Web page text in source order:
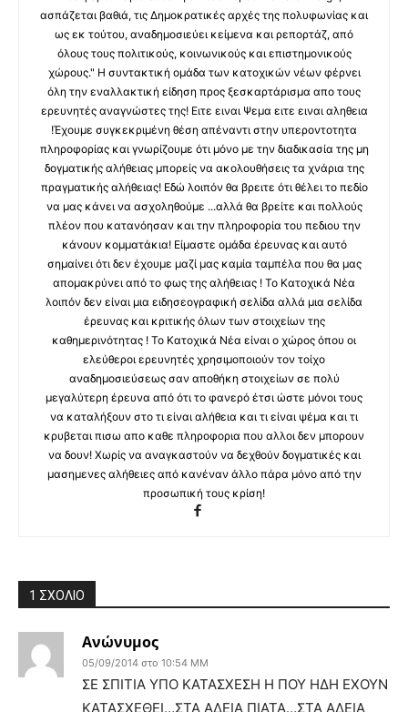
ασπάζεται βαθιά, τις Δημοκρατικές αρχές της πολυφωνίας και
ως εκ τούτου, αναδημοσιεύει κείμενα και ρεπορτάζ, από
όλους τους πολιτικούς, κοινωνικούς και επιστημονικούς
χώρους." Η συντακτική ομάδα των κατοχικών νέων φέρνει
όλη την εναλλακτική είδηση προς ξεσκαρτάρισμα απο τους
ερευνητές αναγνώστες της! Ειτε ειναι Ψεμα ειτε ειναι αληθεια
!Έχουμε συγκεκριμένη θέση απέναντι στην υπεροντοτητα
πληροφορίας και γνωρίζουμε ότι μόνο με την διαδικασία της μη
δογματικής αλήθειας μπορείς να ακολουθήσεις τα χνάρια της
πραγματικής αλήθειας! Εδώ λοιπόν θα βρειτε ότι θέλει το πεδίο
να μας κάνει να ασχοληθούμε ...αλλά θα βρείτε και πολλούς
πλέον που κατανόησαν και την πληροφορία του πεδιου την
κάνουν κομματάκια! Είμαστε ομάδα έρευνας και αυτό
σημαίνει ότι δεν έχουμε μαζί μας καμία ταμπέλα που θα μας
απομακρύνει από το φως της αλήθειας ! Το Κατοχικά Νέα
λοιπόν δεν είναι μια ειδησεογραφική σελίδα αλλά μια σελίδα
έρευνας και κριτικής όλων των στοιχείων της
καθημερινότητας ! Το Κατοχικά Νέα είναι ο χώρος όπου οι
ελεύθεροι ερευνητές χρησιμοποιούν τον τοίχο
αναδημοσιεύσεως σαν αποθήκη στοιχείων σε πολύ
μεγαλύτερη έρευνα από ότι το φανερό έτσι ώστε μόνοι τους
να καταλήξουν στο τι είναι αλήθεια και τι είναι ψέμα και τι
κρυβεται πισω απο καθε πληροφορια που αλλοι δεν μπορουν
να δουν! Χωρίς να αναγκαστούν να δεχθούν δογματικές και
μασημενες αλήθειες από κανέναν άλλο πάρα μόνο από την
προσωπική τους κρίση!
1 ΣΧΟΛΙΟ
Ανώνυμος
05/09/2014 στο 10:54 ΜΜ
ΣΕ ΣΠΙΤΙΑ ΥΠΟ ΚΑΤΑΣΧΕΣΗ Η ΠΟΥ ΗΔΗ ΕΧΟΥΝ
ΚΑΤΑΣΧΕΘΕΙ…ΣΤΑ ΑΔΕΙΑ ΠΙΑΤΑ…ΣΤΑ ΑΔΕΙΑ